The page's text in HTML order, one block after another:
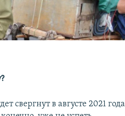
свергнут в августе 2021